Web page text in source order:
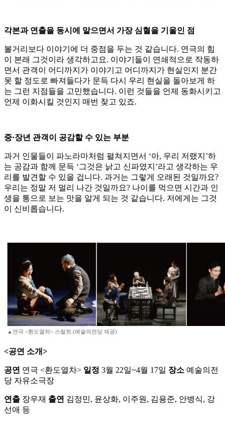
각본과 연출을 동시에 맡으면서 가장 심혈을 기울인 점
볼거리보다 이야기에 더 중점을 두는 것 같습니다. 연극의 힘
이 본래 그것이라 생각하고요. 이야기들이 연쇄적으로 작동하
면서 관객이 어디까지가 이야기고 어디까지가 현실인지 분간
못 할 정도로 빠져들다가 문득 다시 우리 현실을 돌아보게 하
는 그런 지점들을 고민했습니다. 이런 것들을 언제 동화시키고
언제 이화시킬 것인지 매번 찾고 있죠.
중·장년 관객이 공감할 수 있는 부분
과거 인물들이 파노라마처럼 펼쳐지면서 ‘아, 우리 저랬지’하
는 공감과 함께 문득 ‘그것은 낡고 신파였지’라고 생각하는 우
리를 발견할 수 있을 겁니다. 과거는 그렇게 오래된 것일까요?
우리는 정말 저 멀리 나간 것일까요? 나이를 먹으면 시간과 인
생을 통으로 보는 맛을 알게 되는 것 같습니다. 저에게는 그것
이 신비롭습니다.
▲연극 <환도열차> 스틸컷.(예술의전당 제공)
<공연 소개>
공연 연극 <환도열차> 일정 3월 22일~4월 17일 장소 예술의전
당 자유소극장
연출 장우재 출연 김정민, 윤상화, 이주원, 김용준, 안병식, 강
선애 등